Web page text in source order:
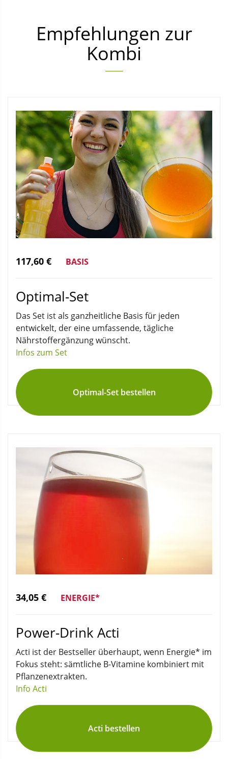
Empfehlungen zur
Kombi
117,60 € BASIS
Optimal-Set
Das Set ist als ganzheitliche Basis für jeden
entwickelt, der eine umfassende, tägliche
Nährstoffergänzung wünscht.
Infos zum Set
Optimal-Set bestellen
34,05 € ENERGIE*
Power-Drink Acti
Acti ist der Bestseller überhaupt, wenn Energie* im
Fokus steht: sämtliche B-Vitamine kombiniert mit
Pflanzenextrakten.
Info Acti
Acti bestellen